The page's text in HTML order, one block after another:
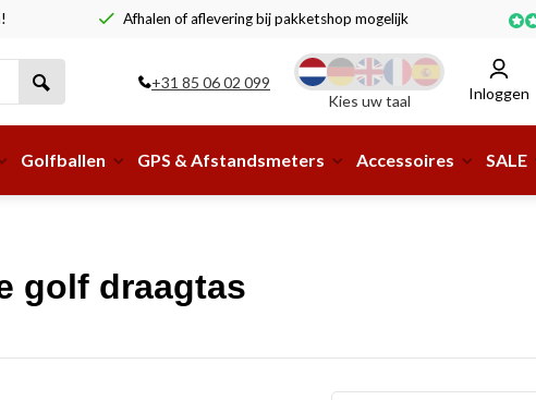
Afhalen of aflevering bij pakketshop mogelijk!
+31 85 06 02 099
Kies uw taal
Inloggen
Golfballen GPS & Afstandsmeters Accessoires SALE
golf draagtas